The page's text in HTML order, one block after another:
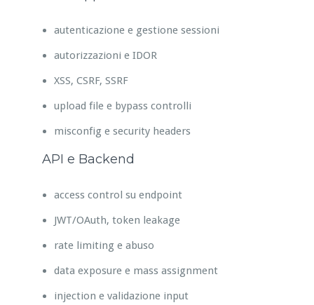
autenticazione e gestione sessioni
autorizzazioni e IDOR
XSS, CSRF, SSRF
upload file e bypass controlli
misconfig e security headers
API e Backend
access control su endpoint
JWT/OAuth, token leakage
rate limiting e abuso
data exposure e mass assignment
injection e validazione input